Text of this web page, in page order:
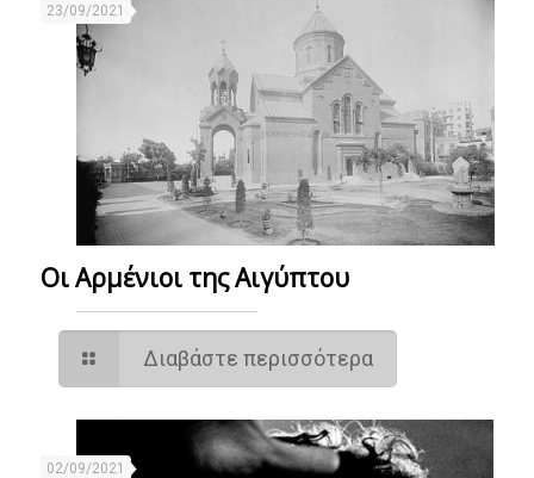
23/09/2021
Οι Αρμένιοι της Αιγύπτου
Διαβάστε περισσότερα
02/09/2021